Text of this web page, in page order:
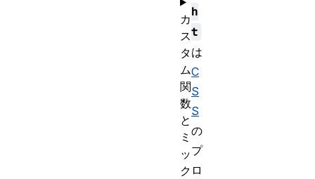
h
t
は
C
S
S
の
プ
ロ
カ
ス
タ
ム
関
数
と
ミ
ッ
ク